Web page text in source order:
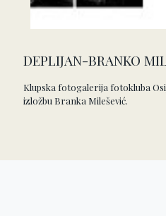
DEPLIJAN-BRANKO
Klupska fotogalerija fotokluba
izložbu Branka Milešević.